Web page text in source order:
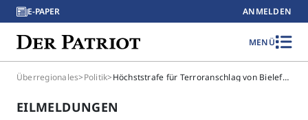
E-PAPER ANMELDEN
MENÜ
Überregionales>Politik> Höchststrafe für Terroranschlag von Bielefeld
EILMELDUNGEN